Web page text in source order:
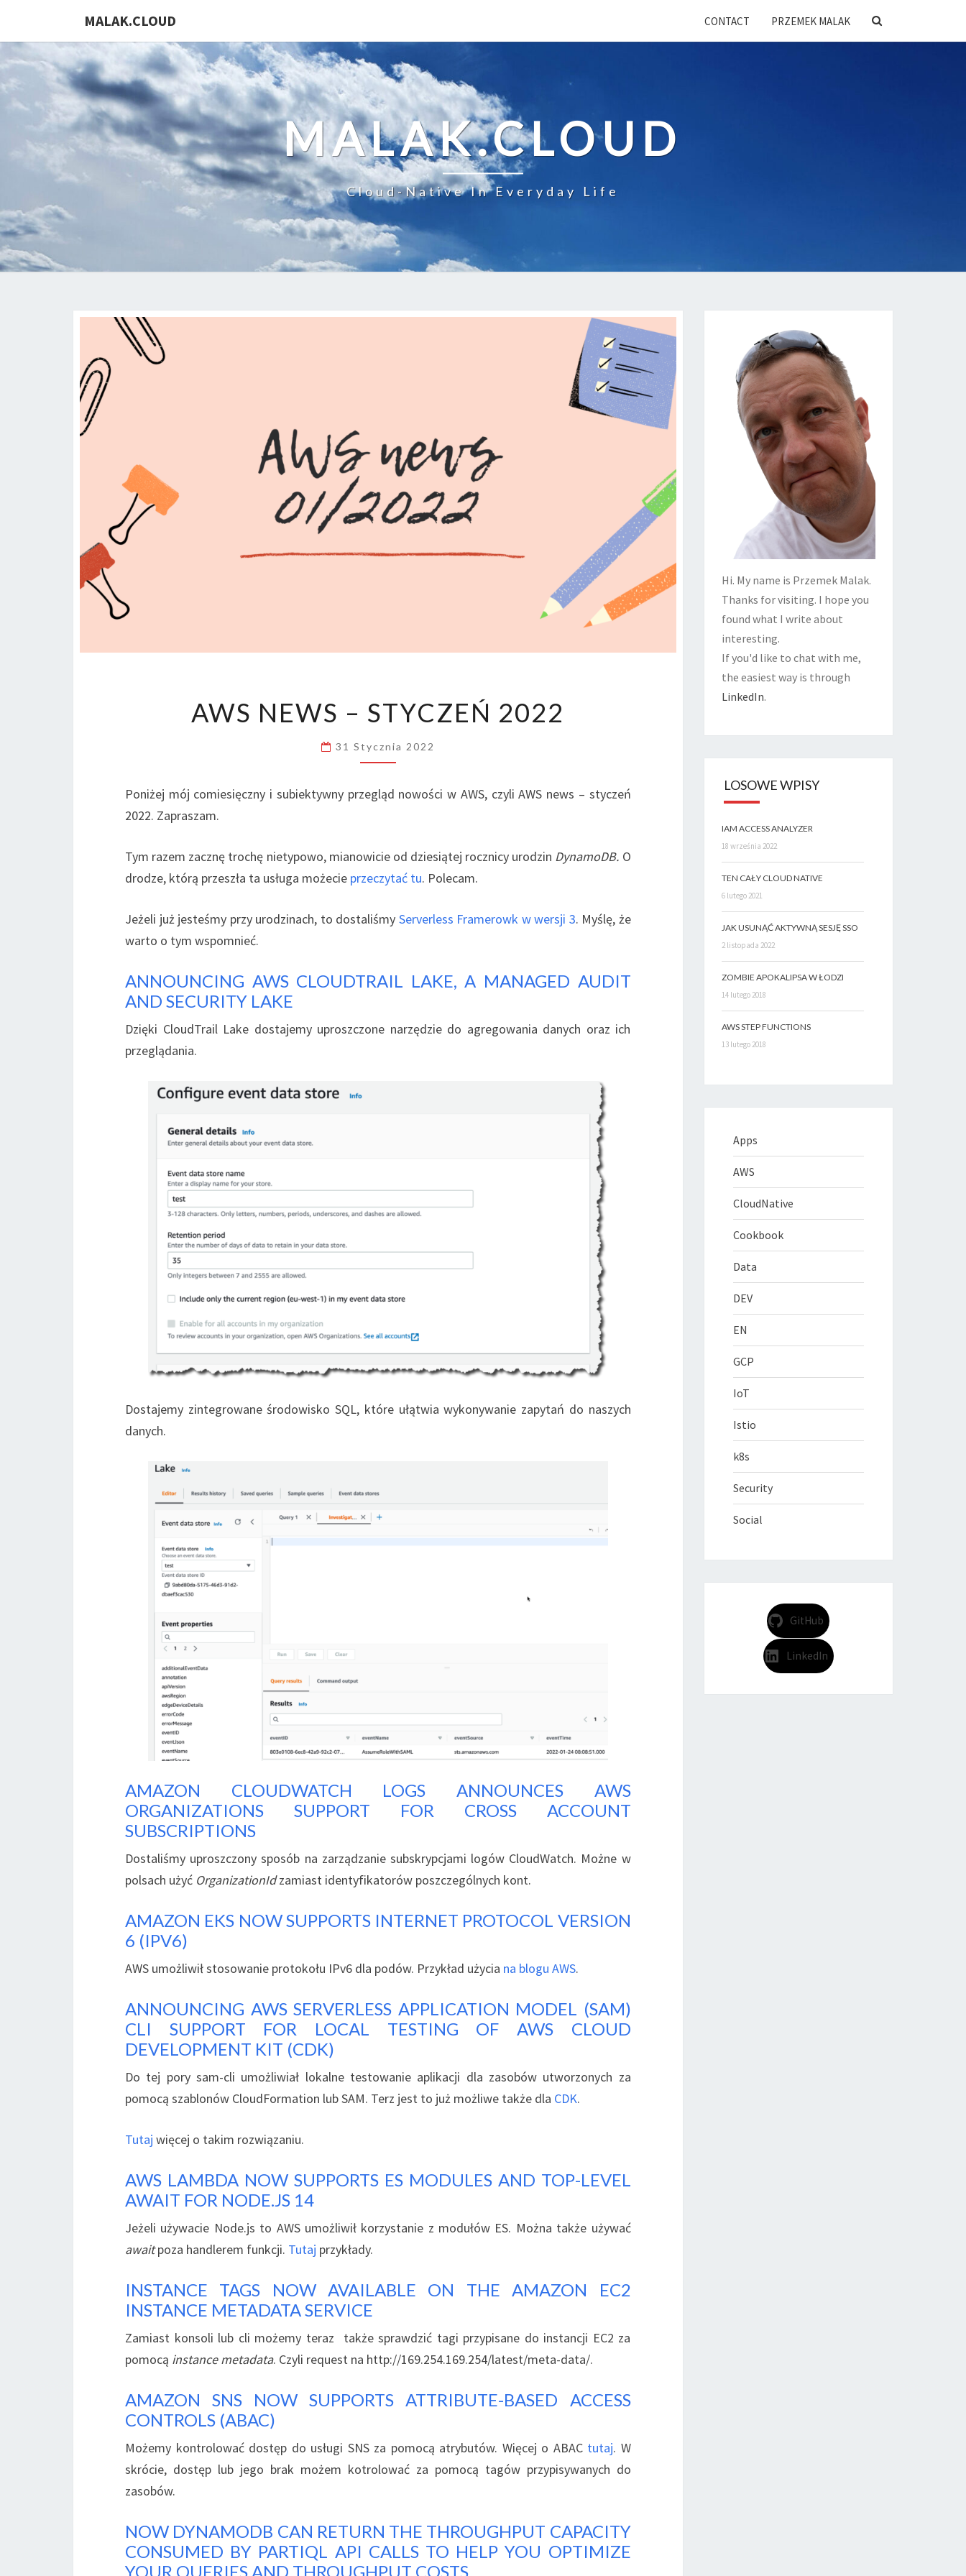
content
MALAK.CLOUD CONTACT PRZEMEK MALAK
SEARCH
MALAK.CLOUD
Cloud-Native In Everyday Life
NEWS
AWS NEWS – STYCZEŃ 2022
31 Stycznia 2022
Poniżej mój comiesięczny i subiektywny przegląd nowości w AWS, czyli AWS news – styczeń
2022. Zapraszam.
Tym razem zacznę trochę nietypowo, mianowicie od dziesiątej rocznicy urodzin DynamoDB. O
drodze, którą przeszła ta usługa możecie przeczytać tu. Polecam.
Jeżeli już jesteśmy przy urodzinach, to dostaliśmy Serverless Framerowk w wersji 3. Myślę, że
warto o tym wspomnieć.
ANNOUNCING AWS CLOUDTRAIL LAKE, A MANAGED AUDIT
AND SECURITY LAKE
Dzięki CloudTrail Lake dostajemy uproszczone narzędzie do agregowania danych oraz ich
przeglądania.
Dostajemy zintegrowane środowisko SQL, które ułątwia wykonywanie zapytań do naszych
danych.
AMAZON CLOUDWATCH LOGS ANNOUNCES AWS
ORGANIZATIONS SUPPORT FOR CROSS ACCOUNT
SUBSCRIPTIONS
Dostaliśmy uproszczony sposób na zarządzanie subskrypcjami logów CloudWatch. Możne w
polsach użyć OrganizationIdzamiast identyfikatorów poszczególnych kont.
AMAZON EKS NOW SUPPORTS INTERNET PROTOCOL VERSION
6 (IPV6)
AWS umożliwił stosowanie protokołu IPv6 dla podów. Przykład użycia na blogu AWS.
ANNOUNCING AWS SERVERLESS APPLICATION MODEL (SAM)
CLI SUPPORT FOR LOCAL TESTING OF AWS CLOUD
DEVELOPMENT KIT (CDK)
Do tej pory sam-cli umożliwiał lokalne testowanie aplikacji dla zasobów utworzonych za
pomocą szablonów CloudFormation lub SAM. Terz jest to już możliwe także dla CDK.
Tutaj więcej o takim rozwiązaniu.
AWS LAMBDA NOW SUPPORTS ES MODULES AND TOP-LEVEL
AWAIT FOR NODE.JS 14
Jeżeli używacie Node.js to AWS umożliwił korzystanie z modułów ES. Można także używać
awaitpoza handlerem funkcji. Tutaj przykłady.
INSTANCE TAGS NOW AVAILABLE ON THE AMAZON EC2
INSTANCE METADATA SERVICE
Zamiast konsoli lub cli możemy teraz także sprawdzić tagi przypisane do instancji EC2 za
pomocą instance metadata. Czyli request na http://169.254.169.254/latest/meta-data/.
AMAZON SNS NOW SUPPORTS ATTRIBUTE-BASED ACCESS
CONTROLS (ABAC)
Możemy kontrolować dostęp do usługi SNS za pomocą atrybutów. Więcej o ABAC tutaj. W
skrócie, dostęp lub jego brak możem kotrolować za pomocą tagów przypisywanych do
zasobów.
NOW DYNAMODB CAN RETURN THE THROUGHPUT CAPACITY
CONSUMED BY PARTIQL API CALLS TO HELP YOU OPTIMIZE
YOUR QUERIES AND THROUGHPUT COSTS
Hi. My name is Przemek Malak.
Thanks for visiting. I hope you
found what I write about
interesting.
If you'd like to chat with me,
the easiest way is through
LinkedIn.
LOSOWE WPISY
IAM ACCESS ANALYZER
18 września 2022
TEN CAŁY CLOUD NATIVE
6 lutego 2021
JAK USUNĄĆ AKTYWNĄ SESJĘ SSO
2 listopada 2022
ZOMBIE APOKALIPSA W ŁODZI
14 lutego 2018
AWS STEP FUNCTIONS
13 lutego 2018
Apps
AWS
CloudNative
Cookbook
Data
DEV
EN
GCP
IoT
Istio
k8s
Security
Social
GitHub
LinkedIn